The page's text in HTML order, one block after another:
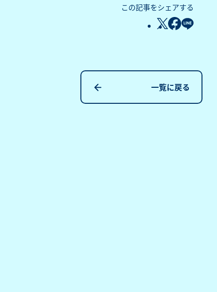
この記事をシェアする
一覧に戻る